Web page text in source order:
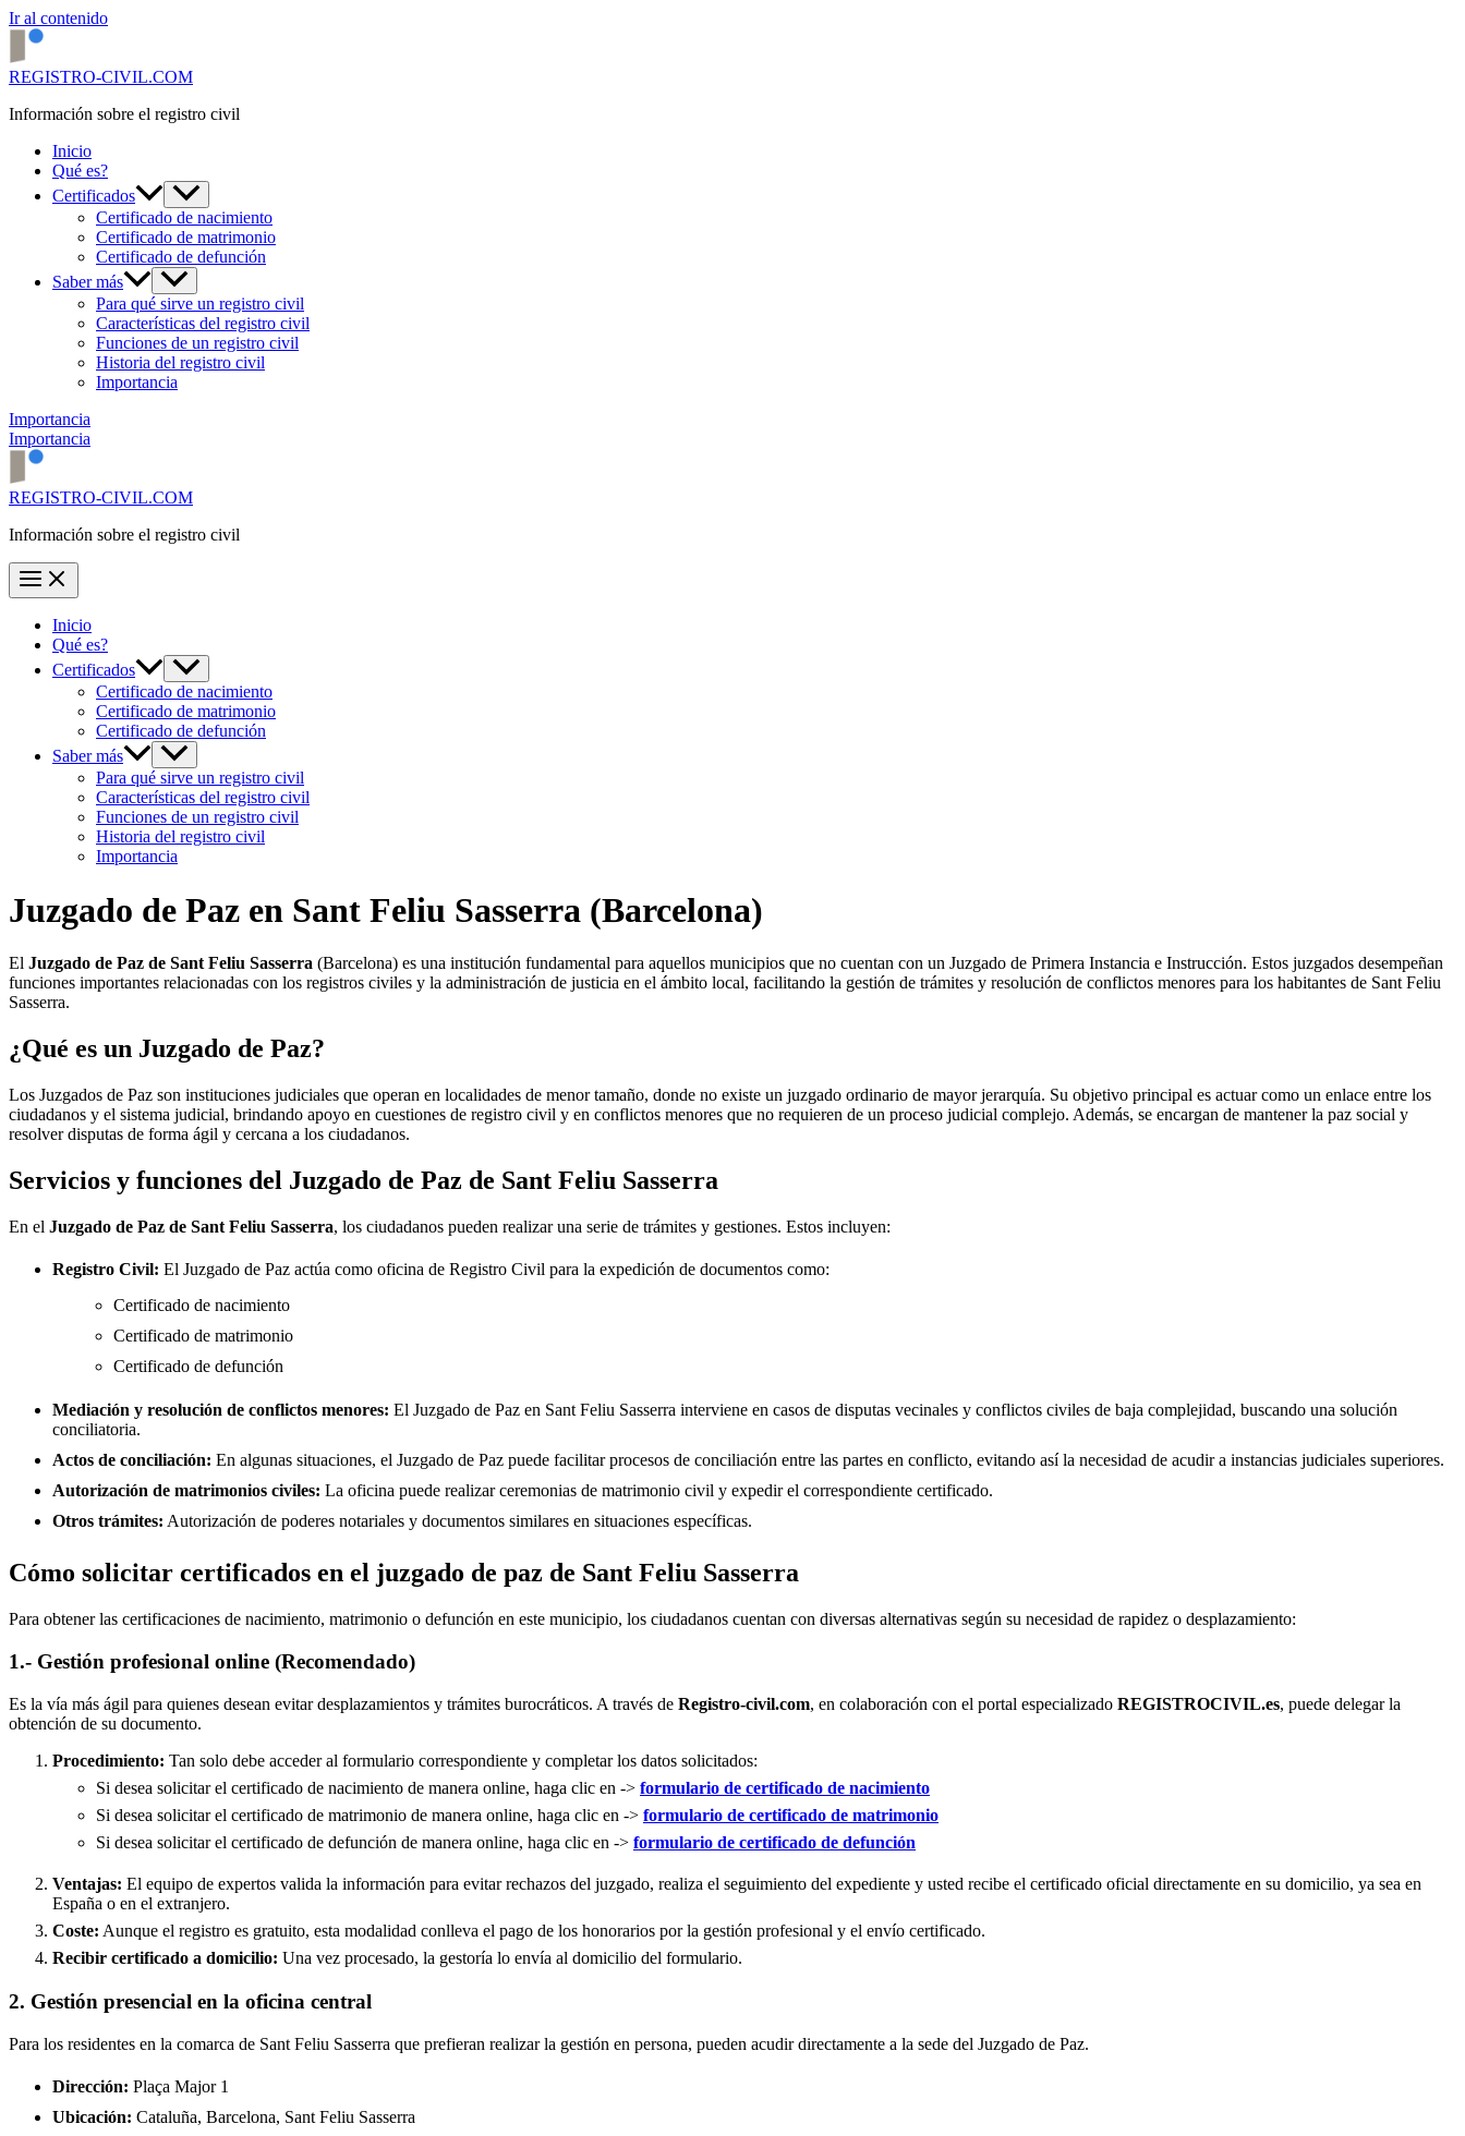
Ir al contenido
REGISTRO-CIVIL.COM
Información sobre el registro civil
Inicio
Qué es?
Certificados
Certificado de nacimiento
Certificado de matrimonio
Certificado de defunción
Saber más
Para qué sirve un registro civil
Características del registro civil
Funciones de un registro civil
Historia del registro civil
Importancia
Importancia
Importancia
REGISTRO-CIVIL.COM
Información sobre el registro civil
Inicio
Qué es?
Certificados
Certificado de nacimiento
Certificado de matrimonio
Certificado de defunción
Saber más
Para qué sirve un registro civil
Características del registro civil
Funciones de un registro civil
Historia del registro civil
Importancia
Juzgado de Paz en Sant Feliu Sasserra (Barcelona)
El Juzgado de Paz de Sant Feliu Sasserra (Barcelona) es una institución fundamental para aquellos municipios que no cuentan con un Juzgado de Primera Instancia e Instrucción. Estos juzgados desempeñan
funciones importantes relacionadas con los registros civiles y la administración de justicia en el ámbito local, facilitando la gestión de trámites y resolución de conflictos menores para los habitantes de Sant Feliu
Sasserra.
¿Qué es un Juzgado de Paz?
Los Juzgados de Paz son instituciones judiciales que operan en localidades de menor tamaño, donde no existe un juzgado ordinario de mayor jerarquía. Su objetivo principal es actuar como un enlace entre los
ciudadanos y el sistema judicial, brindando apoyo en cuestiones de registro civil y en conflictos menores que no requieren de un proceso judicial complejo. Además, se encargan de mantener la paz social y
resolver disputas de forma ágil y cercana a los ciudadanos.
Servicios y funciones del Juzgado de Paz de Sant Feliu Sasserra
En el Juzgado de Paz de Sant Feliu Sasserra, los ciudadanos pueden realizar una serie de trámites y gestiones. Estos incluyen:
Registro Civil: El Juzgado de Paz actúa como oficina de Registro Civil para la expedición de documentos como:
Certificado de nacimiento
Certificado de matrimonio
Certificado de defunción
Mediación y resolución de conflictos menores: El Juzgado de Paz en Sant Feliu Sasserra interviene en casos de disputas vecinales y conflictos civiles de baja complejidad, buscando una solución
conciliatoria.
Actos de conciliación: En algunas situaciones, el Juzgado de Paz puede facilitar procesos de conciliación entre las partes en conflicto, evitando así la necesidad de acudir a instancias judiciales superiores.
Autorización de matrimonios civiles: La oficina puede realizar ceremonias de matrimonio civil y expedir el correspondiente certificado.
Otros trámites: Autorización de poderes notariales y documentos similares en situaciones específicas.
Cómo solicitar certificados en el juzgado de paz de Sant Feliu Sasserra
Para obtener las certificaciones de nacimiento, matrimonio o defunción en este municipio, los ciudadanos cuentan con diversas alternativas según su necesidad de rapidez o desplazamiento:
1.- Gestión profesional online (Recomendado)
Es la vía más ágil para quienes desean evitar desplazamientos y trámites burocráticos. A través de Registro-civil.com, en colaboración con el portal especializado REGISTROCIVIL.es, puede delegar la
obtención de su documento.
Procedimiento: Tan solo debe acceder al formulario correspondiente y completar los datos solicitados:
Si desea solicitar el certificado de nacimiento de manera online, haga clic en -> formulario de certificado de nacimiento
Si desea solicitar el certificado de matrimonio de manera online, haga clic en -> formulario de certificado de matrimonio
Si desea solicitar el certificado de defunción de manera online, haga clic en -> formulario de certificado de defunción
Ventajas: El equipo de expertos valida la información para evitar rechazos del juzgado, realiza el seguimiento del expediente y usted recibe el certificado oficial directamente en su domicilio, ya sea en
España o en el extranjero.
Coste: Aunque el registro es gratuito, esta modalidad conlleva el pago de los honorarios por la gestión profesional y el envío certificado.
Recibir certificado a domicilio: Una vez procesado, la gestoría lo envía al domicilio del formulario.
2. Gestión presencial en la oficina central
Para los residentes en la comarca de Sant Feliu Sasserra que prefieran realizar la gestión en persona, pueden acudir directamente a la sede del Juzgado de Paz.
Dirección: Plaça Major 1
Ubicación: Cataluña, Barcelona, Sant Feliu Sasserra